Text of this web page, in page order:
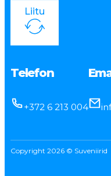
Liitu
Telefon
+372 6 213 004
Copyright 2026 © Suveniirid